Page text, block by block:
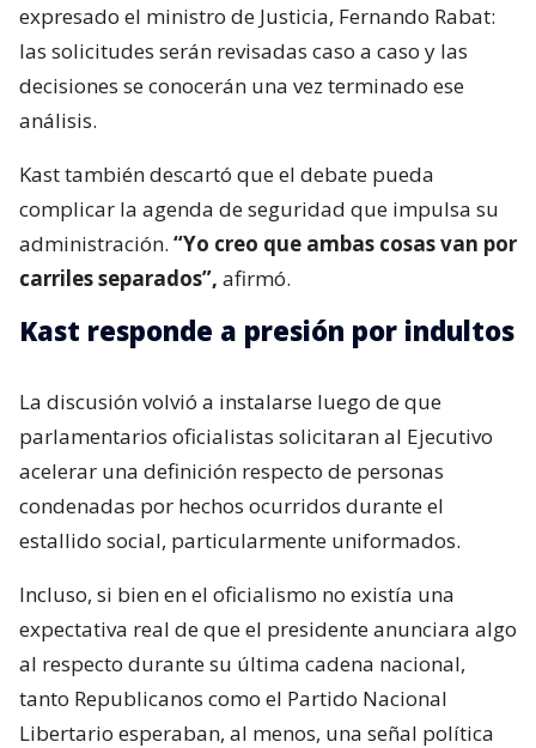
expresado el ministro de Justicia, Fernando Rabat:
las solicitudes serán revisadas caso a caso y las
decisiones se conocerán una vez terminado ese
análisis.
Kast también descartó que el debate pueda
complicar la agenda de seguridad que impulsa su
administración. “Yo creo que ambas cosas van por
carriles separados”, afirmó.
Kast responde a presión por indultos
La discusión volvió a instalarse luego de que
parlamentarios oficialistas solicitaran al Ejecutivo
acelerar una definición respecto de personas
condenadas por hechos ocurridos durante el
estallido social, particularmente uniformados.
Incluso, si bien en el oficialismo no existía una
expectativa real de que el presidente anunciara algo
al respecto durante su última cadena nacional,
tanto Republicanos como el Partido Nacional
Libertario esperaban, al menos, una señal política